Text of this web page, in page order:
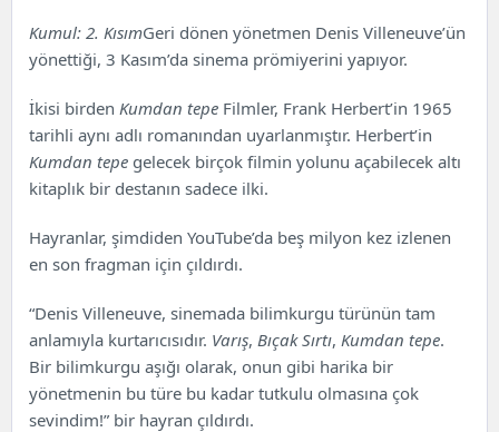
Kumul: 2. KısımGeri dönen yönetmen Denis Villeneuve’ün
yönettiği, 3 Kasım’da sinema prömiyerini yapıyor.
İkisi birden Kumdan tepe Filmler, Frank Herbert’in 1965
tarihli aynı adlı romanından uyarlanmıştır. Herbert’in
Kumdan tepe gelecek birçok filmin yolunu açabilecek altı
kitaplık bir destanın sadece ilki.
Hayranlar, şimdiden YouTube’da beş milyon kez izlenen
en son fragman için çıldırdı.
“Denis Villeneuve, sinemada bilimkurgu türünün tam
anlamıyla kurtarıcısıdır. Varış, Bıçak Sırtı, Kumdan tepe.
Bir bilimkurgu aşığı olarak, onun gibi harika bir
yönetmenin bu türe bu kadar tutkulu olmasına çok
sevindim!” bir hayran çıldırdı.